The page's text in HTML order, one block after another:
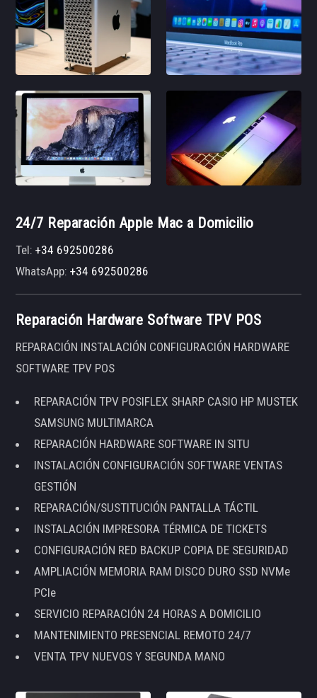
24/7 Reparación Apple Mac a Domicilio
Tel:+34 692500286
WhatsApp:+34 692500286
Reparación Hardware Software TPV POS
REPARACIÓN INSTALACIÓN CONFIGURACIÓN HARDWARE
SOFTWARE TPV POS
REPARACIÓN TPV POSIFLEX SHARP CASIO HP MUSTEK
SAMSUNG MULTIMARCA
REPARACIÓN HARDWARE SOFTWARE IN SITU
INSTALACIÓN CONFIGURACIÓN SOFTWARE VENTAS
GESTIÓN
REPARACIÓN/SUSTITUCIÓN PANTALLA TÁCTIL
INSTALACIÓN IMPRESORA TÉRMICA DE TICKETS
CONFIGURACIÓN RED BACKUP COPIA DE SEGURIDAD
AMPLIACIÓN MEMORIA RAM DISCO DURO SSD NVMe
PCIe
SERVICIO REPARACIÓN 24 HORAS A DOMICILIO
MANTENIMIENTO PRESENCIAL REMOTO 24/7
VENTA TPV NUEVOS Y SEGUNDA MANO